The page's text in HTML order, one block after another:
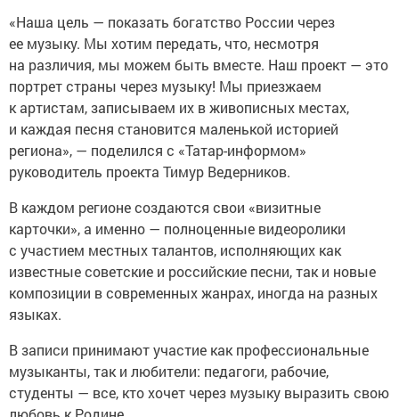
«Наша цель — показать богатство России через
ее музыку. Мы хотим передать, что, несмотря
на различия, мы можем быть вместе. Наш проект — это
портрет страны через музыку! Мы приезжаем
к артистам, записываем их в живописных местах,
и каждая песня становится маленькой историей
региона», — поделился с «Татар-информом»
руководитель проекта Тимур Ведерников.
В каждом регионе создаются свои «визитные
карточки», а именно — полноценные видеоролики
с участием местных талантов, исполняющих как
известные советские и российские песни, так и новые
композиции в современных жанрах, иногда на разных
языках.
В записи принимают участие как профессиональные
музыканты, так и любители: педагоги, рабочие,
студенты — все, кто хочет через музыку выразить свою